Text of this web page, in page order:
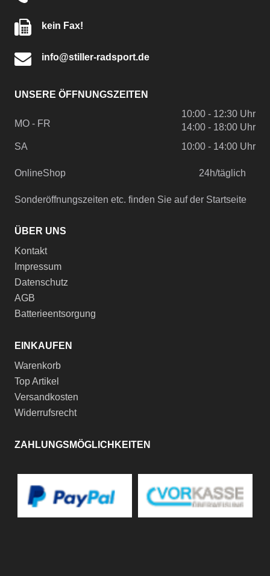
kein Fax!
info@stiller-radsport.de
UNSERE ÖFFNUNGSZEITEN
MO - FR
10:00 - 12:30 Uhr
14:00 - 18:00 Uhr
SA
10:00 - 14:00 Uhr
OnlineShop 24h/täglich
Sonderöffnungszeiten etc. finden Sie auf der Startseite
ÜBER UNS
Kontakt
Impressum
Datenschutz
AGB
Batterieentsorgung
EINKAUFEN
Warenkorb
Top Artikel
Versandkosten
Widerrufsrecht
ZAHLUNGSMÖGLICHKEITEN